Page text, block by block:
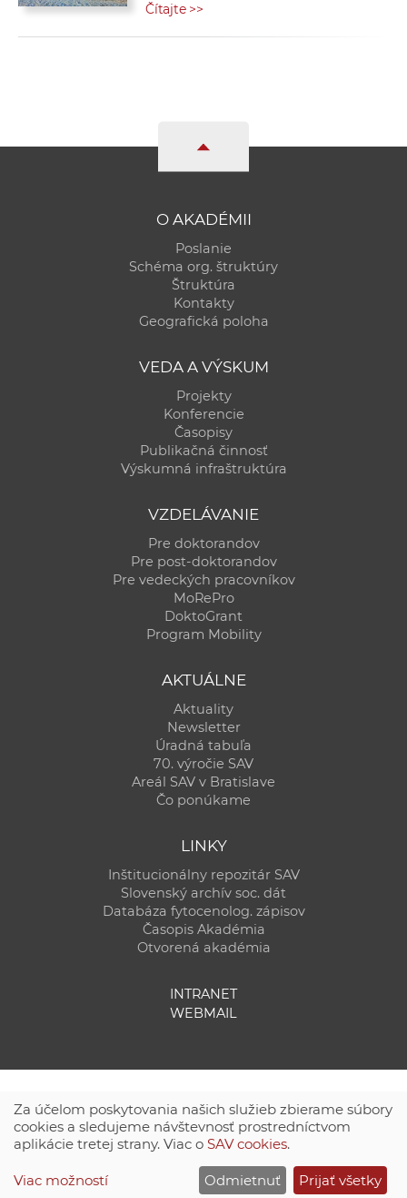
Čítajte >>
O AKADÉMII
Poslanie
Schéma org. štruktúry
Štruktúra
Kontakty
Geografická poloha
VEDA A VÝSKUM
Projekty
Konferencie
Časopisy
Publikačná činnosť
Výskumná infraštruktúra
VZDELÁVANIE
Pre doktorandov
Pre post-doktorandov
Pre vedeckých pracovníkov
MoRePro
DoktoGrant
Program Mobility
AKTUÁLNE
Aktuality
Newsletter
Úradná tabuľa
70. výročie SAV
Areál SAV v Bratislave
Čo ponúkame
LINKY
Inštitucionálny repozitár SAV
Slovenský archív soc. dát
Databáza fytocenolog. zápisov
Časopis Akadémia
Otvorená akadémia
INTRANET
WEBMAIL
CSČ SAV, v. v. i. - Výpočtové stredisko SAV
Site map
Zásady ochrany súkromných údajov
Za účelom poskytovania našich služieb zbierame súbory
cookies a sledujeme návštevnosť prostredníctvom
aplikácie tretej strany. Viac o SAV cookies.
Viac možností Odmietnuť Prijať všetky